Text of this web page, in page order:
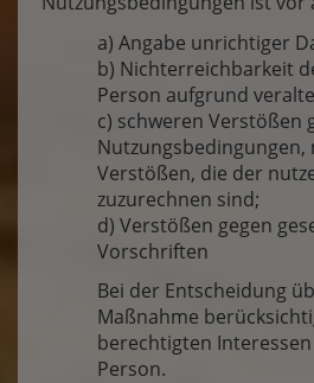
a) Angabe unrichtiger
b) Nichterreichbarkeit
Person aufgrund
c) schweren Verstößen
Nutzungsbedingungen,
Verstößen, die der
zuzurechnen sind;
d) Verstößen gegen
Vorschriften
Bei der Entscheidung
Maßnahme
berechtigten
Person.